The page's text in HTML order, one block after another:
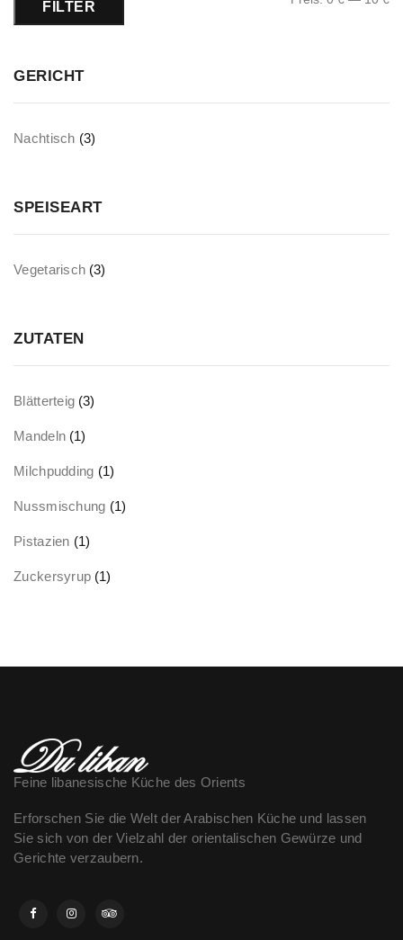
FILTER
GERICHT
Nachtisch (3)
SPEISEART
Vegetarisch (3)
ZUTATEN
Blätterteig (3)
Mandeln (1)
Milchpudding (1)
Nussmischung (1)
Pistazien (1)
Zuckersyrup (1)
Feine libanesische Küche des Orients
Erforschen Sie die Welt der Arabischen Küche und lassen
Sie sich von der Vielzahl der orientalischen Gewürze und
Gerichte verzaubern.